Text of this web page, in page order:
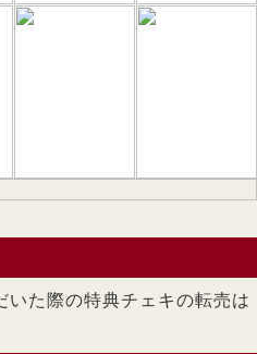
た際の特典チェキの転売は
。